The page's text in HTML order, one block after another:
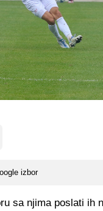
izbor
sa njima poslati ih